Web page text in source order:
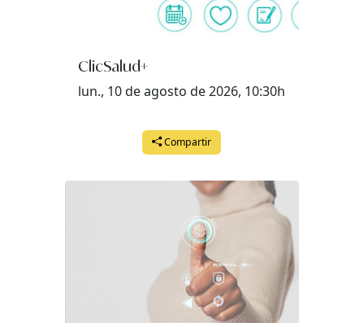
ClicSalud+
lun., 10 de agosto de 2026, 10:30h
Compartir